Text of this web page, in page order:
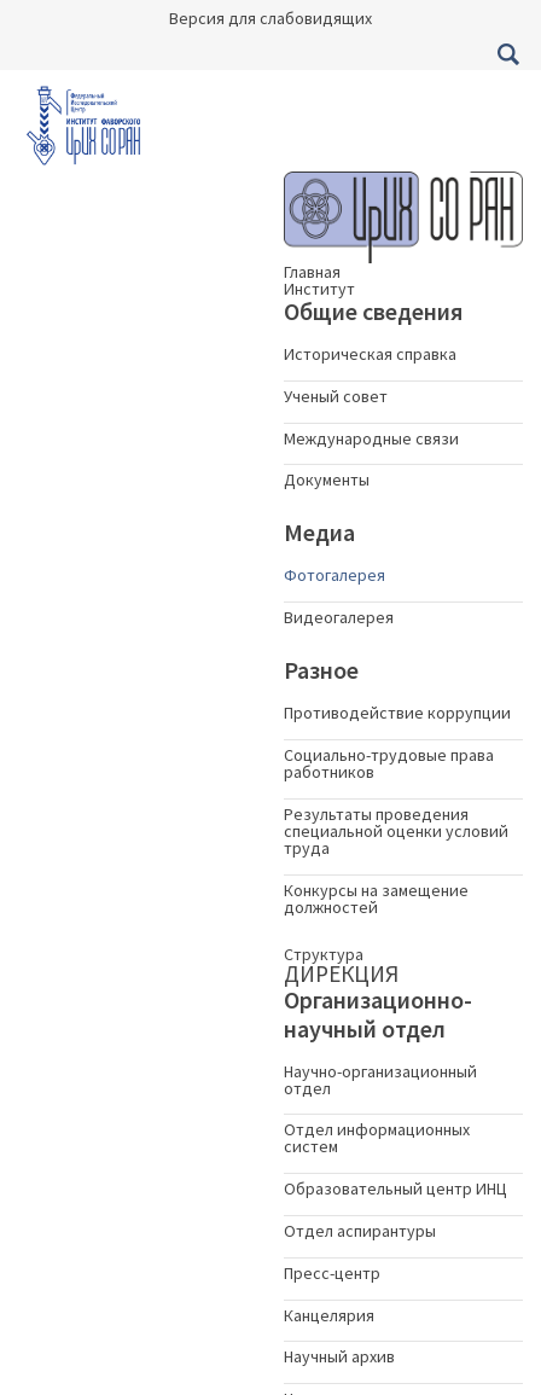
Версия для слабовидящих
Главная
Институт
Общие сведения
Историческая справка
Ученый совет
Международные связи
Документы
Медиа
Фотогалерея
Видеогалерея
Разное
Противодействие коррупции
Социально-трудовые права
работников
Результаты проведения
специальной оценки условий
труда
Конкурсы на замещение
должностей
Структура
ДИРЕКЦИЯ
Организационно-
научный отдел
Научно-организационный
отдел
Отдел информационных
систем
Образовательный центр ИНЦ
Отдел аспирантуры
Пресс-центр
Канцелярия
Научный архив